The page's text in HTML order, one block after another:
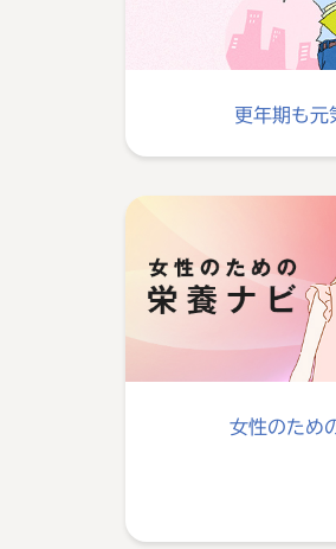
更年期も元
女性のため